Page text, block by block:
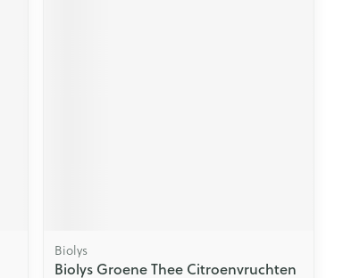
Biolys
Biolys Groene Thee Citroenvruchten